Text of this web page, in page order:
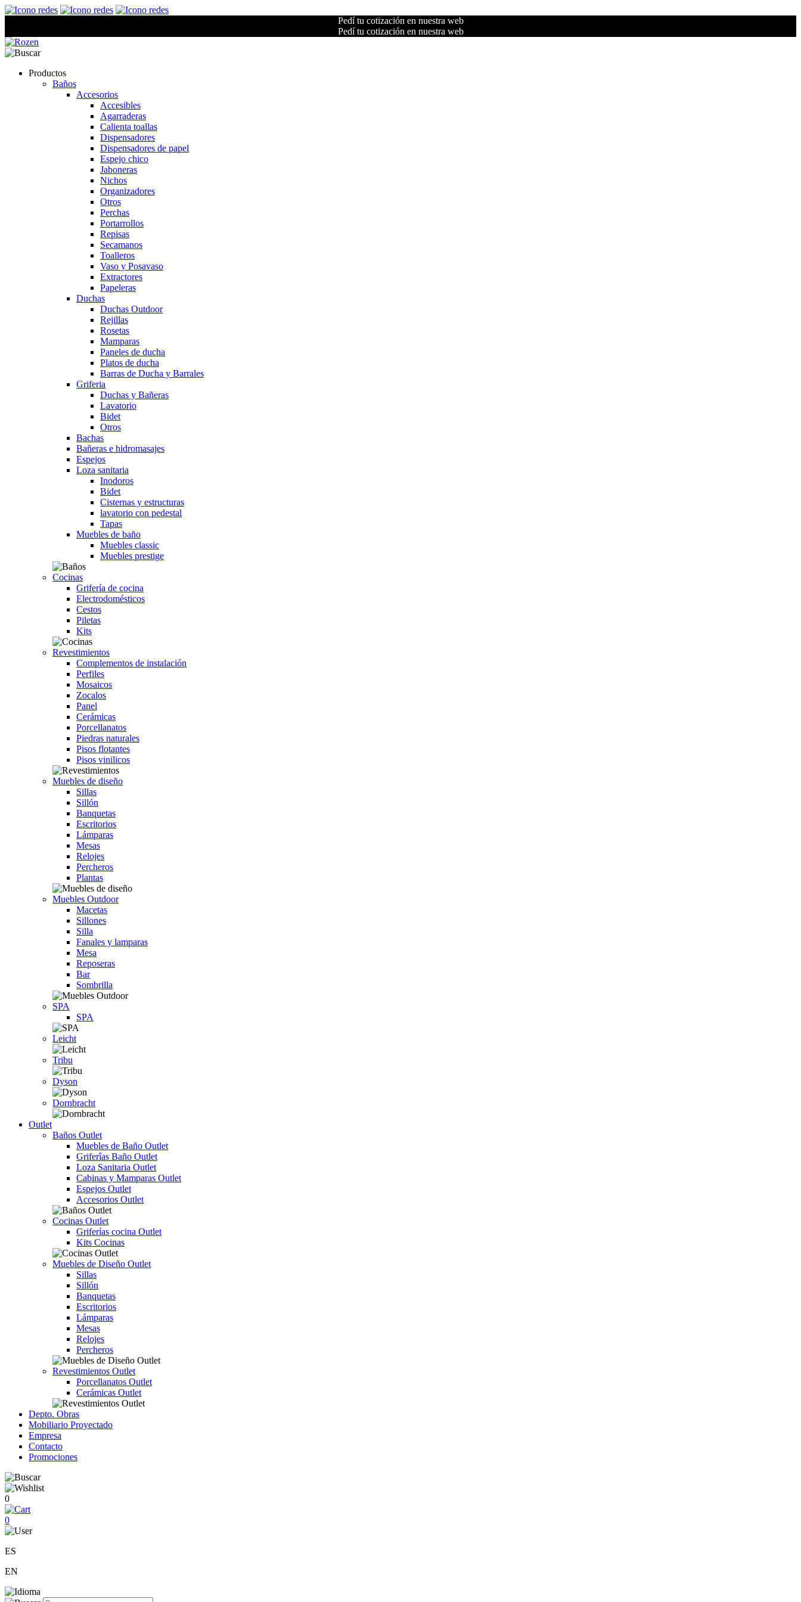
Pedí tu cotización en nuestra web
Pedí tu cotización en nuestra web
Productos
Baños
Accesorios
Accesibles
Agarraderas
Calienta toallas
Dispensadores
Dispensadores de papel
Espejo chico
Jaboneras
Nichos
Organizadores
Otros
Perchas
Portarrollos
Repisas
Secamanos
Toalleros
Vaso y Posavaso
Extractores
Papeleras
Duchas
Duchas Outdoor
Rejillas
Rosetas
Mamparas
Paneles de ducha
Platos de ducha
Barras de Ducha y Barrales
Griferia
Duchas y Bañeras
Lavatorio
Bidet
Otros
Bachas
Bañeras e hidromasajes
Espejos
Loza sanitaria
Inodoros
Bidet
Cisternas y estructuras
lavatorio con pedestal
Tapas
Muebles de baño
Muebles classic
Muebles prestige
Cocinas
Grifería de cocina
Electrodomésticos
Cestos
Piletas
Kits
Revestimientos
Complementos de instalación
Perfiles
Mosaicos
Zocalos
Panel
Cerámicas
Porcellanatos
Piedras naturales
Pisos flotantes
Pisos vinilicos
Muebles de diseño
Sillas
Sillón
Banquetas
Escritorios
Lámparas
Mesas
Relojes
Percheros
Plantas
Muebles Outdoor
Macetas
Sillones
Silla
Fanales y lamparas
Mesa
Reposeras
Bar
Sombrilla
SPA
SPA
Leicht
Tribu
Dyson
Dornbracht
Outlet
Baños Outlet
Muebles de Baño Outlet
Griferîas Baño Outlet
Loza Sanitaria Outlet
Cabinas y Mamparas Outlet
Espejos Outlet
Accesorios Outlet
Cocinas Outlet
Griferías cocina Outlet
Kits Cocinas
Muebles de Diseño Outlet
Sillas
Sillón
Banquetas
Escritorios
Lámparas
Mesas
Relojes
Percheros
Revestimientos Outlet
Porcellanatos Outlet
Cerámicas Outlet
Depto. Obras
Mobiliario Proyectado
Empresa
Contacto
Promociones
0
0
ES
EN